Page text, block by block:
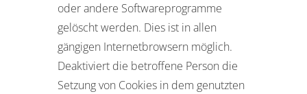
oder andere Softwareprogramme
gelöscht werden. Dies ist in allen
gängigen Internetbrowsern möglich.
Deaktiviert die betroffene Person die
Setzung von Cookies in dem genutzten